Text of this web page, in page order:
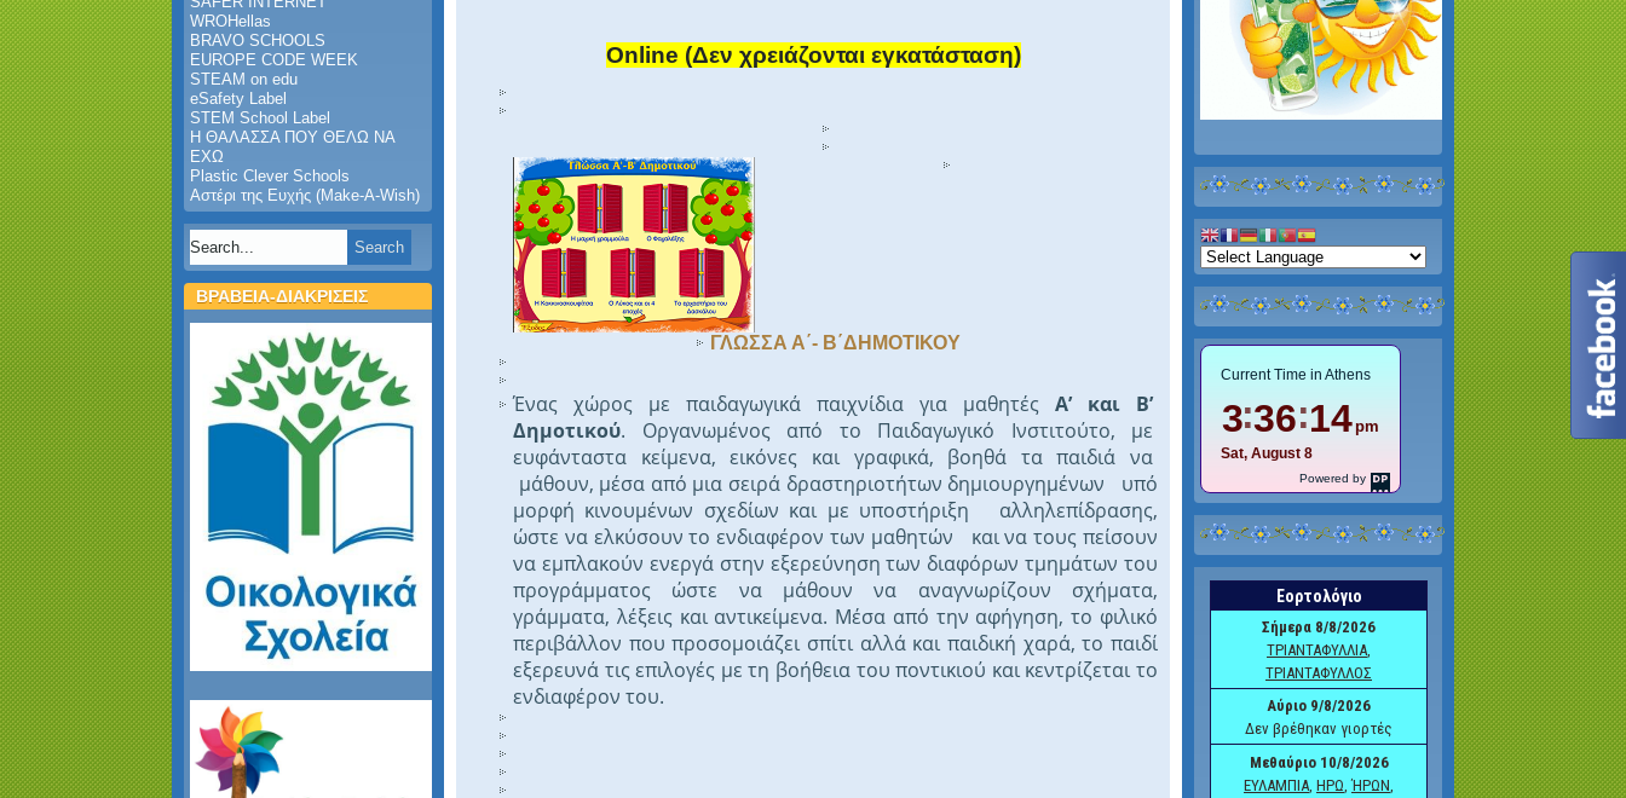
WROHellas
BRAVO SCHOOLS
EUROPE CODE WEEK
STEAM on edu
eSafety Label
STEM School Label
Η ΘΑΛΑΣΣΑ ΠΟΥ ΘΕΛΩ ΝΑ
ΕΧΩ
Plastic Clever Schools
Αστέρι της Ευχής (Make-A-Wish)
ΒΡΑΒΕΙΑ-ΔΙΑΚΡΙΣΕΙΣ
Online (Δεν χρειάζονται εγκατάσταση)
ΓΛΩΣΣΑ Α΄- Β΄ΔΗΜΟΤΙΚΟΥ
Ένας χώρος με παιδαγωγικά παιχνίδια για μαθητές Α’ και Β’
Δημοτικού. Οργανωμένος από το Παιδαγωγικό Ινστιτούτο, με
ευφάνταστα κείμενα, εικόνες και γραφικά, βοηθά τα παιδιά να
μάθουν, μέσα από μια σειρά δραστηριοτήτων δημιουργημένων υπό
μορφή κινουμένων σχεδίων και με υποστήριξη αλληλεπίδρασης,
ώστε να ελκύσουν το ενδιαφέρον των μαθητών και να τους πείσουν
να εμπλακούν ενεργά στην εξερεύνηση των διαφόρων τμημάτων του
προγράμματος ώστε να μάθουν να αναγνωρίζουν σχήματα,
γράμματα, λέξεις και αντικείμενα. Μέσα από την αφήγηση, το φιλικό
περιβάλλον που προσομοιάζει σπίτι αλλά και παιδική χαρά, το παιδί
εξερευνά τις επιλογές με τη βοήθεια του ποντικιού και κεντρίζεται το
ενδιαφέρον του.